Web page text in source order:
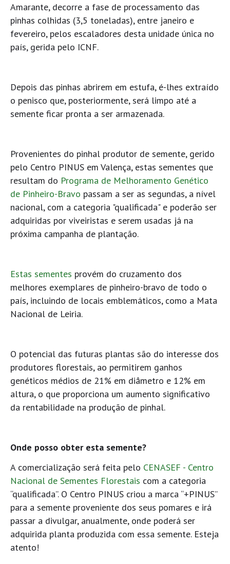
Amarante, decorre a fase de processamento das
pinhas colhidas (3,5 toneladas), entre janeiro e
fevereiro, pelos escaladores desta unidade única no
país, gerida pelo ICNF.
Depois das pinhas abrirem em estufa, é-lhes extraído
o penisco que, posteriormente, será limpo até a
semente ficar pronta a ser armazenada.
Provenientes do pinhal produtor de semente, gerido
pelo Centro PINUS em Valença, estas sementes que
resultam do Programa de Melhoramento Genético
de Pinheiro-Bravo passam a ser as segundas, a nível
nacional, com a categoria "qualificada" e poderão ser
adquiridas por viveiristas e serem usadas já na
próxima campanha de plantação.
Estas sementes provém do cruzamento dos
melhores exemplares de pinheiro-bravo de todo o
país, incluindo de locais emblemáticos, como a Mata
Nacional de Leiria.
O potencial das futuras plantas são do interesse dos
produtores florestais, ao permitirem ganhos
genéticos médios de 21% em diâmetro e 12% em
altura, o que proporciona um aumento significativo
da rentabilidade na produção de pinhal.
Onde posso obter esta semente?
A comercialização será feita pelo CENASEF - Centro
Nacional de Sementes Florestais com a categoria
“qualificada”. O Centro PINUS criou a marca “+PINUS”
para a semente proveniente dos seus pomares e irá
passar a divulgar, anualmente, onde poderá ser
adquirida planta produzida com essa semente. Esteja
atento!